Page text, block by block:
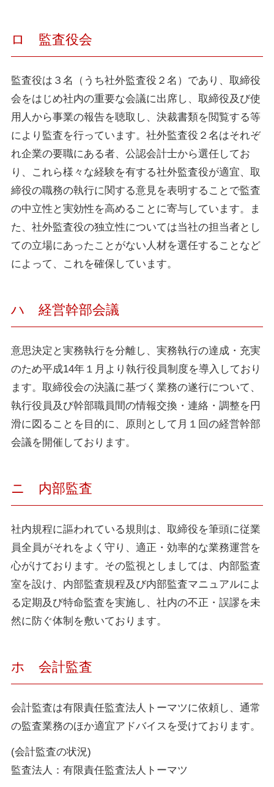
ロ 監査役会
監査役は３名（うち社外監査役２名）であり、取締役
会をはじめ社内の重要な会議に出席し、取締役及び使
用人から事業の報告を聴取し、決裁書類を閲覧する等
により監査を行っています。社外監査役２名はそれぞ
れ企業の要職にある者、公認会計士から選任してお
り、これら様々な経験を有する社外監査役が適宜、取
締役の職務の執行に関する意見を表明することで監査
の中立性と実効性を高めることに寄与しています。ま
た、社外監査役の独立性については当社の担当者とし
ての立場にあったことがない人材を選任することなど
によって、これを確保しています。
ハ 経営幹部会議
意思決定と実務執行を分離し、実務執行の達成・充実
のため平成14年１月より執行役員制度を導入しており
ます。取締役会の決議に基づく業務の遂行について、
執行役員及び幹部職員間の情報交換・連絡・調整を円
滑に図ることを目的に、原則として月１回の経営幹部
会議を開催しております。
ニ 内部監査
社内規程に謳われている規則は、取締役を筆頭に従業
員全員がそれをよく守り、適正・効率的な業務運営を
心がけております。その監視としましては、内部監査
室を設け、内部監査規程及び内部監査マニュアルによ
る定期及び特命監査を実施し、社内の不正・誤謬を未
然に防ぐ体制を敷いております。
ホ 会計監査
会計監査は有限責任監査法人トーマツに依頼し、通常
の監査業務のほか適宜アドバイスを受けております。
(会計監査の状況)
監査法人：有限責任監査法人トーマツ